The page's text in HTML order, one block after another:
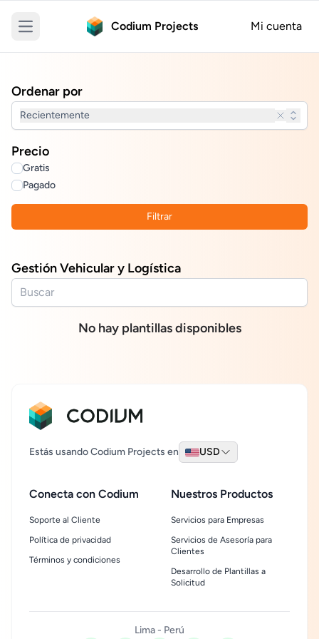
Open main menu Codium Projects Mi cuenta
Ordenar por
Recientemente
Precio
Gratis
Pagado
Filtrar
Gestión Vehicular y Logística
No hay plantillas disponibles
Estás usando Codium Projects en USD
Conecta con Codium
Soporte al Cliente
Política de privacidad
Términos y condiciones
Nuestros Productos
Servicios para Empresas
Servicios de Asesoría para
Clientes
Desarrollo de Plantillas a
Solicitud
Lima - Perú